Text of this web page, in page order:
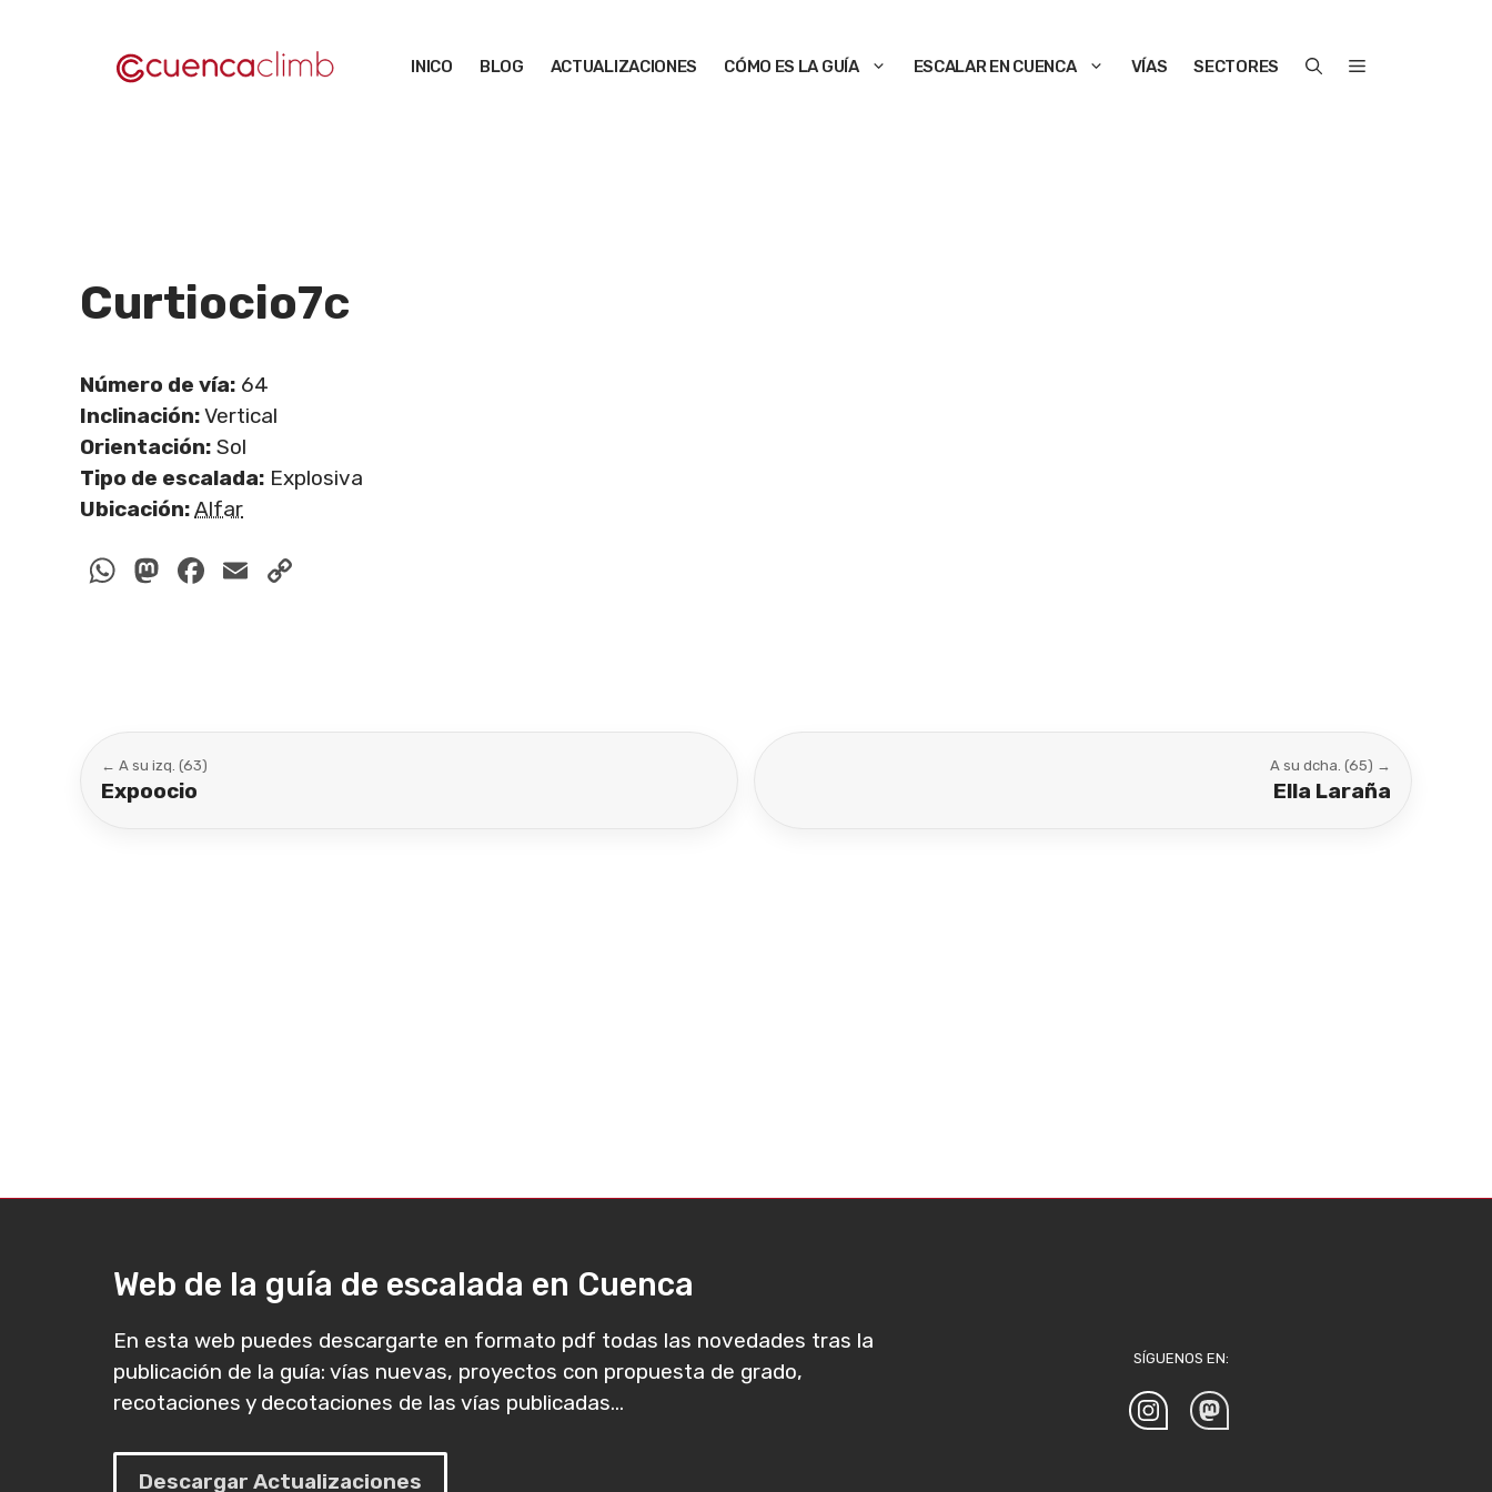
INICO BLOG ACTUALIZACIONES CÓMO ES LA GUÍA ESCALAR EN CUENCA VÍAS SECTORES
Curtiocio7c
Número de vía: 64
Inclinación:Vertical
Orientación: Sol
Tipo de escalada: Explosiva
Ubicación:Alfar
WhatsApp
Mastodon
Facebook
Email
← A su izq. (63)
Expoocio
A su dcha. (65) →
Ella Laraña
Web de la guía de escalada en Cuenca
En esta web puedes descargarte en formato pdf todas las novedades tras la
publicación de la guía: vías nuevas, proyectos con propuesta de grado,
recotaciones y decotaciones de las vías publicadas...
Descargar Actualizaciones
SÍGUENOS EN: